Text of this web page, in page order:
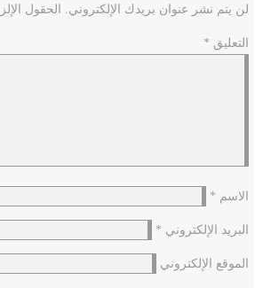
لن يتم نشر عنوان بريدك الإلكتروني. الحقول
التعليق *
الاسم *
البريد الإلكتروني *
الموقع الإلكتروني